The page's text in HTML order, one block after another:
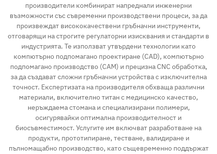
производители комбинират напреднали инженерни
възможности със съвременни производствени процеси, за да
произвеждат висококачествени гръбначни инструменти,
отговарящи на строгите регулаторни изисквания и стандарти в
индустрията. Те използват утвърдени технологии като
компютърно подпомагано проектиране (CAD), компютърно
подпомагано производство (CAM) и прецизна CNC обработка,
за да създават сложни гръбначни устройства с изключителна
точност. Експертизата на производителя обхваща различни
материали, включително титан с медицинско качество,
неръждаема стомана и специализирани полимери,
осигурявайки оптимална производителност и
биосъвместимост. Услугите им включват разработване на
продукти, прототипиране, тестване, валидиране и
пълномащабно производство, като същевременно поддържат